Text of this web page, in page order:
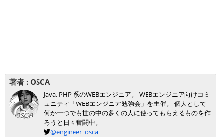
著者 : OSCA
Java, PHP 系のWEBエンジニア。 WEBエンジニア向けコミ
ュニティ「WEBエンジニア勉強会」を主催。 個人として
何か一つでも世の中の多くの人に使ってもらえるものを作
ろうと日々奮闘中。
@engineer_osca